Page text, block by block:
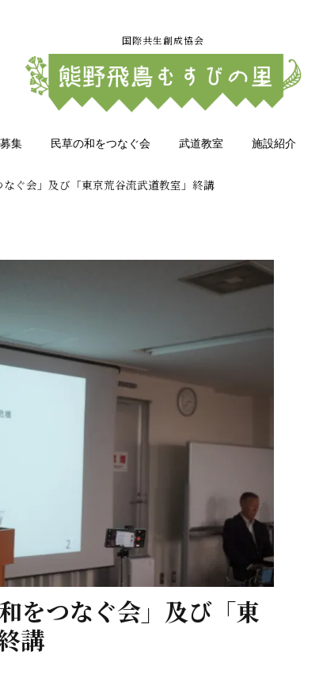
国際共生創成協会
集 民草の和をつなぐ会 武道教室 施設紹介
なぐ会」及び「東京荒谷流武道教室」終講
をつなぐ会」及び「東
講